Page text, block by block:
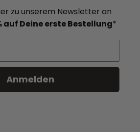
zu unserem Newsletter an
auf Deine erste Bestellung*
Anmelden